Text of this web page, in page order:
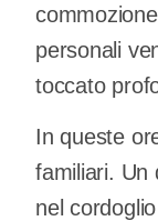
personali
toccato
In queste
familiari. Un
nel